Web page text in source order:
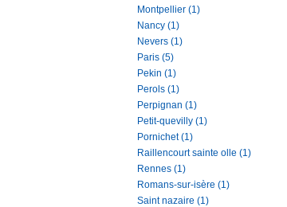
Montpellier (1)
Nancy (1)
Nevers (1)
Paris (5)
Pekin (1)
Perols (1)
Perpignan (1)
Petit-quevilly (1)
Pornichet (1)
Raillencourt sainte olle (1)
Rennes (1)
Romans-sur-isère (1)
Saint nazaire (1)